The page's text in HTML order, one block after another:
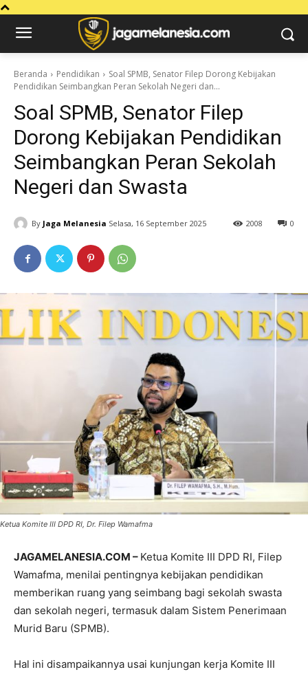
Beranda Pendidikan
Soal SPMB, Senator Filep Dorong Kebijakan
Pendidikan Seimbangkan Peran Sekolah Negeri dan...
Soal SPMB, Senator Filep
Dorong Kebijakan Pendidikan
Seimbangkan Peran Sekolah
Negeri dan Swasta
By Jaga Melanesia Selasa, 16 September 2025 0
2008
Ketua Komite III DPD RI, Dr. Filep Wamafma
JAGAMELANESIA.COM – Ketua Komite III DPD RI, Filep
Wamafma, menilai pentingnya kebijakan pendidikan
memberikan ruang yang seimbang bagi sekolah swasta
dan sekolah negeri, termasuk dalam Sistem Penerimaan
Murid Baru (SPMB).
Hal ini disampaikannya usai kunjungan kerja Komite III